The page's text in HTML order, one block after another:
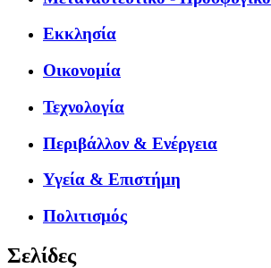
Εκκλησία
Οικονομία
Τεχνολογία
Περιβάλλον & Ενέργεια
Υγεία & Επιστήμη
Πολιτισμός
Σελίδες